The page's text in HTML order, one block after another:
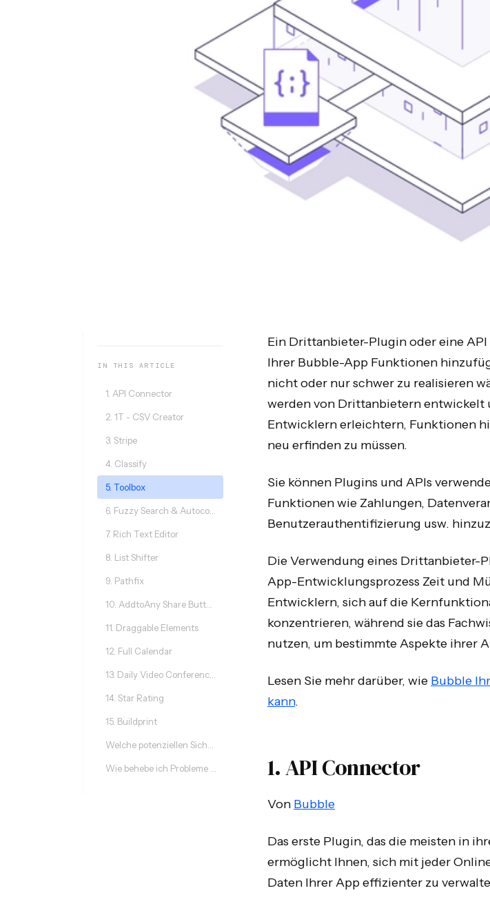
IN THIS ARTICLE
1. API Connector
2. 1T - CSV Creator
3. Stripe
4. Classify
5. Toolbox
7. Rich Text Editor
8. List Shifter
9. Pathfix
11. Draggable Elements
12. Full Calendar
14. Star Rating
15. Buildprint
Ein Drittanbieter-Plugin oder eine
Ihrer Bubble-App Funktionen
nicht oder nur schwer zu realisieren
werden von Drittanbietern entwickelt
Entwicklern erleichtern, Funktionen
neu erfinden zu müssen.
Sie können Plugins und APIs
Funktionen wie Zahlungen,
Benutzerauthentifizierung usw.
Die Verwendung eines Drittanbieter-
App-Entwicklungsprozess Zeit und
Entwicklern, sich auf die
konzentrieren, während sie das
nutzen, um bestimmte Aspekte ihrer
Lesen Sie mehr darüber, wie Bubble
kann.
1. API Connector
Von Bubble
Das erste Plugin, das die meisten in
ermöglicht Ihnen, sich mit jeder
Daten Ihrer App effizienter zu